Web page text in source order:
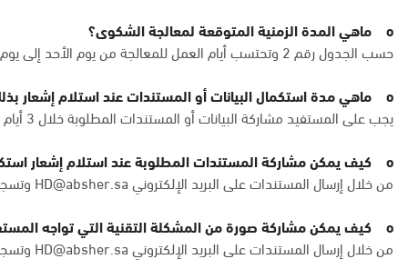
o ماهي المدة الزمنية المتوقعة لمعالجة الشكوى؟
حسب الجدول رقم 2 وتحتسب أيام العمل للمعالجة من يوم الأحد إلى يوم الخميس في أيام العمل الرسمية.
o ماهي مدة استكمال البيانات أو المستندات عند استلام إشعار بذلك؟
يجب على المستفيد مشاركة البيانات أو المستندات المطلوبة خلال 3 أيام كحد أقصى من استلام الإشعار لتفادي إغلاق الشكوى.
o كيف يمكن مشاركة المستندات المطلوبة عند استلام إشعار استكمال البيانات؟
من خلال إرسال المستندات على البريد الإلكتروني HD@absher.sa وتسجيل رقم الشكوى بعنوان البريد.
o كيف يمكن مشاركة صورة من المشكلة التقنية التي تواجه المستفيد؟
من خلال إرسال المستندات على البريد الإلكترونيHD@absher.sa